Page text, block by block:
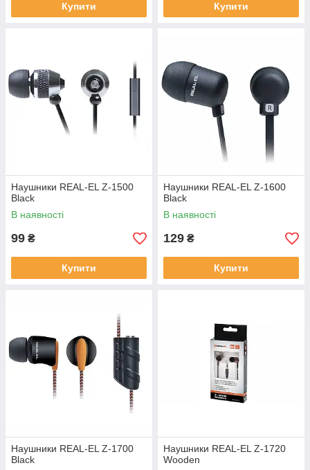
Купити Купити
Наушники REAL-EL Z-1500
Black
В наявності
99 ₴
Купити
Наушники REAL-EL Z-1600
Black
В наявності
129 ₴
Купити
Наушники REAL-EL Z-1700
Black
Наушники REAL-EL Z-1720
Wooden